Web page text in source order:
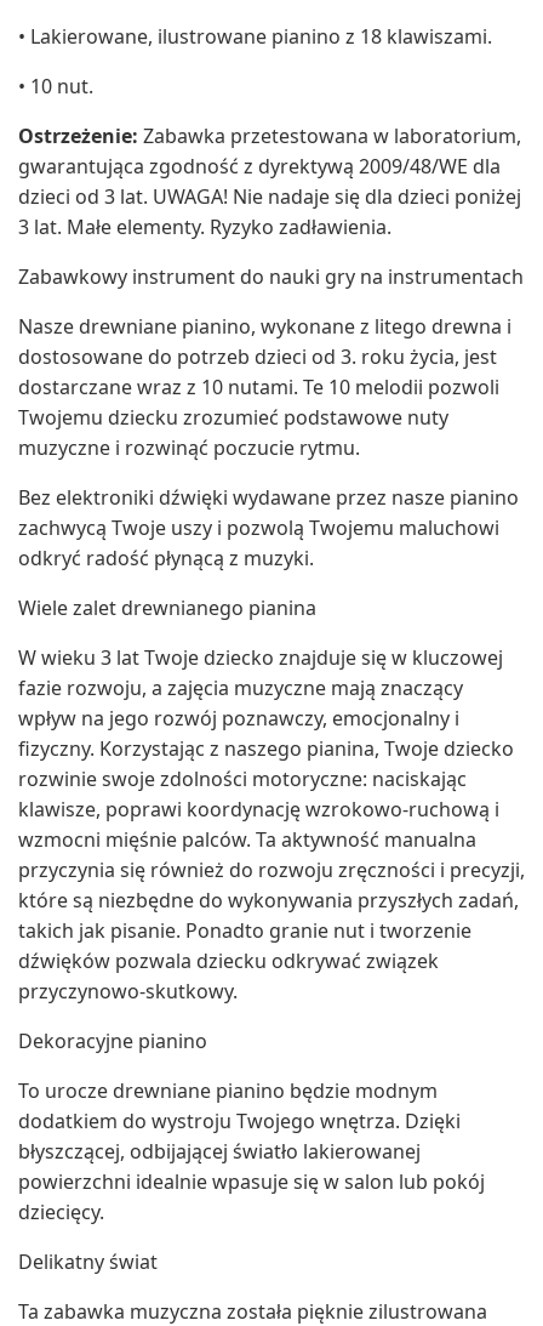
• Lakierowane, ilustrowane pianino z 18 klawiszami.
• 10 nut.
Ostrzeżenie: Zabawka przetestowana w laboratorium,
gwarantująca zgodność z dyrektywą 2009/48/WE dla
dzieci od 3 lat. UWAGA! Nie nadaje się dla dzieci poniżej
3 lat. Małe elementy. Ryzyko zadławienia.
Zabawkowy instrument do nauki gry na instrumentach
Nasze drewniane pianino, wykonane z litego drewna i
dostosowane do potrzeb dzieci od 3. roku życia, jest
dostarczane wraz z 10 nutami. Te 10 melodii pozwoli
Twojemu dziecku zrozumieć podstawowe nuty
muzyczne i rozwinąć poczucie rytmu.
Bez elektroniki dźwięki wydawane przez nasze pianino
zachwycą Twoje uszy i pozwolą Twojemu maluchowi
odkryć radość płynącą z muzyki.
Wiele zalet drewnianego pianina
W wieku 3 lat Twoje dziecko znajduje się w kluczowej
fazie rozwoju, a zajęcia muzyczne mają znaczący
wpływ na jego rozwój poznawczy, emocjonalny i
fizyczny. Korzystając z naszego pianina, Twoje dziecko
rozwinie swoje zdolności motoryczne: naciskając
klawisze, poprawi koordynację wzrokowo-ruchową i
wzmocni mięśnie palców. Ta aktywność manualna
przyczynia się również do rozwoju zręczności i precyzji,
które są niezbędne do wykonywania przyszłych zadań,
takich jak pisanie. Ponadto granie nut i tworzenie
dźwięków pozwala dziecku odkrywać związek
przyczynowo-skutkowy.
Dekoracyjne pianino
To urocze drewniane pianino będzie modnym
dodatkiem do wystroju Twojego wnętrza. Dzięki
błyszczącej, odbijającej światło lakierowanej
powierzchni idealnie wpasuje się w salon lub pokój
dziecięcy.
Delikatny świat
Ta zabawka muzyczna została pięknie zilustrowana